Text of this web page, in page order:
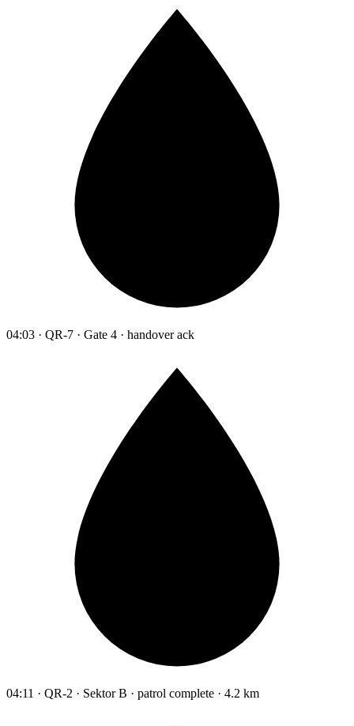
04:03 · QR-7 · Gate 4 · handover ack
04:11 · QR-2 · Sektor B · patrol complete · 4.2 km